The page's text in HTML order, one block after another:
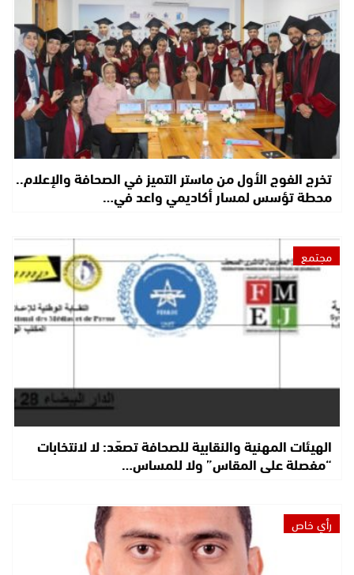
تخرج الفوج الأول من ماستر التميز في الصحافة والإعلام..
محطة تؤسس لمسار أكاديمي واعد في…
مجتمع
الهيئات المهنية والنقابية للصحافة تصعّد: لا لانتخابات
“مفصلة على المقاس” ولا للمساس…
رأي خاص